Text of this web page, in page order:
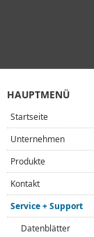
HAUPTMENÜ
Startseite
Unternehmen
Produkte
Kontakt
Service + Support
Datenblätter